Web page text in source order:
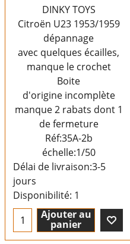
DINKY TOYS
Citroën U23 1953/1959
dépannage
avec quelques écailles,
manque le crochet
Boite
d'origine incomplète
manque 2 rabats dont 1
de fermeture
Réf:35A-2b
échelle:1/50
Délai de livraison:3-5
jours
Disponibilité: 1
Ajouter au
panier